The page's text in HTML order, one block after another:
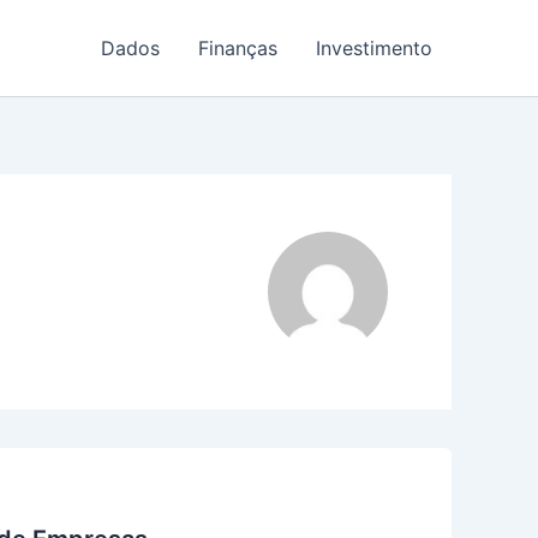
Dados Finanças Investimento